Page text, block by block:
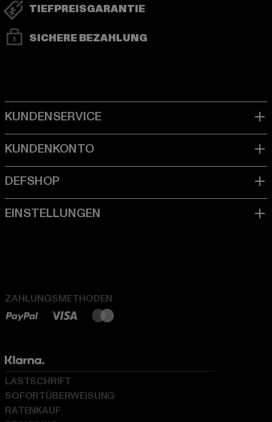
TIEFPREISGARANTIE
SICHERE BEZAHLUNG
ZAHLUNGSMETHODEN
LASTSCHRIFT
SOFORTÜBERWEISUNG
RATENKAUF